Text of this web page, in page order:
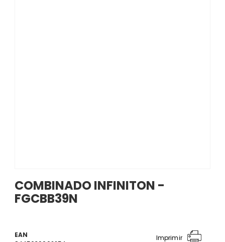
COMBINADO INFINITON -
FGCBB39N
EAN
Imprimir